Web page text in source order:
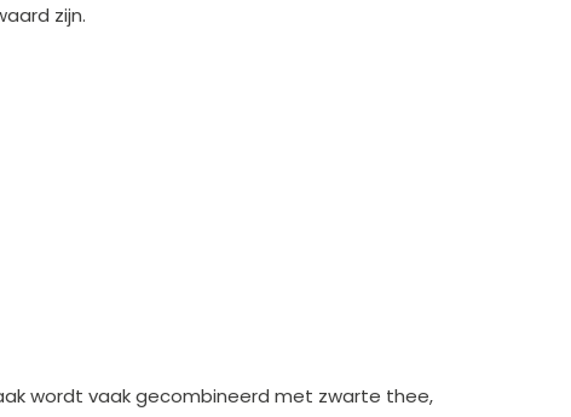
zijn.
wordt vaak gecombineerd met zwarte thee,